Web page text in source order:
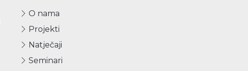
O nama
Projekti
Natječaji
Seminari